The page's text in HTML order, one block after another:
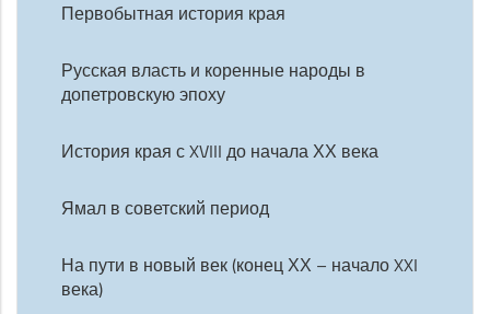
Первобытная история края
Русская власть и коренные народы в
допетровскую эпоху
История края с XVIII до начала ХХ века
Ямал в советский период
На пути в новый век (конец ХХ – начало XXI
века)